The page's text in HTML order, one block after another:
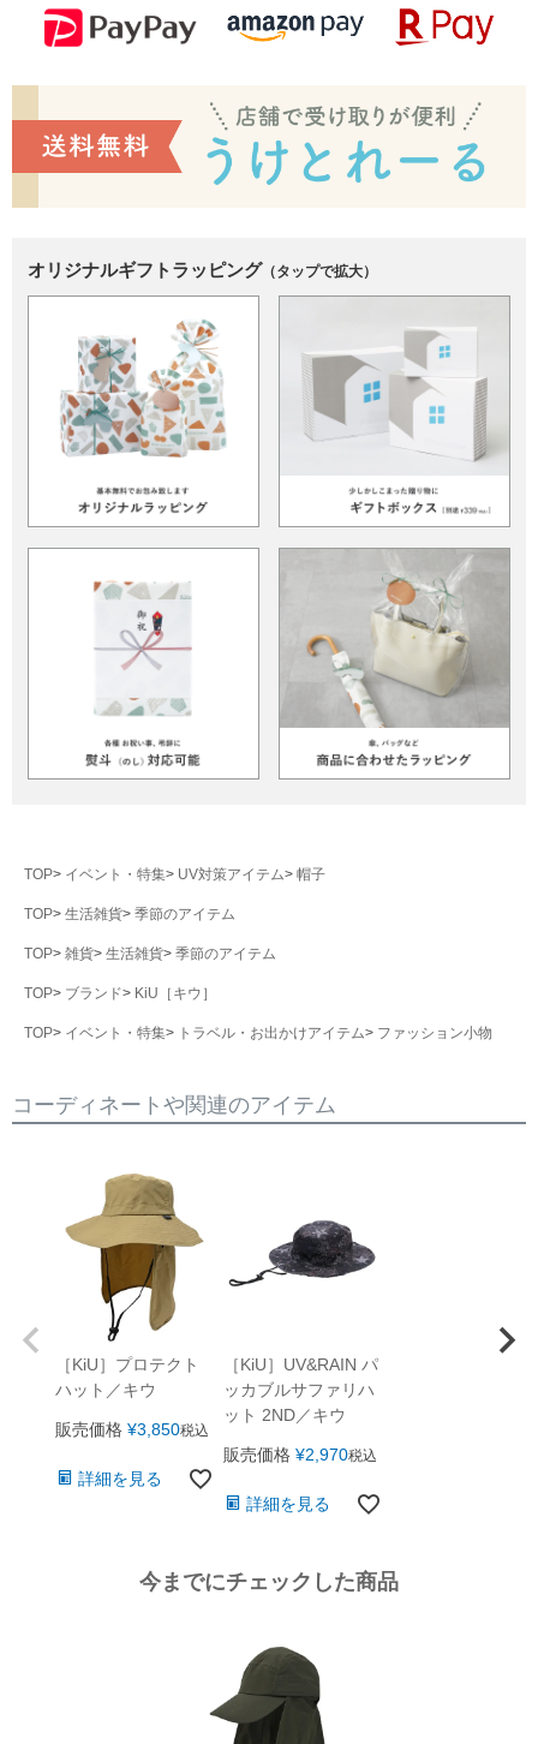
オリジナルギフトラッピング （タップで拡大）
TOP イベント・特集 UV対策アイテム 帽子
TOP 生活雑貨 季節のアイテム
TOP 雑貨 生活雑貨 季節のアイテム
TOP ブランド KiU［キウ］
TOP イベント・特集 トラベル・お出かけアイテム ファッション小物
コーディネートや関連のアイテム
［KiU］プロテクト
ハット／キウ
販売価格 ¥3,850税込
詳細を見る
［KiU］UV&RAIN パ
ッカブルサファリハ
ット 2ND／キウ
販売価格 ¥2,970税込
詳細を見る
今までにチェックした商品